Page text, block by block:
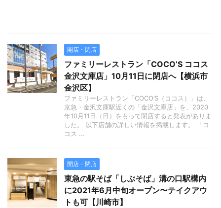
開店・閉店
ファミリーレストラン「COCO’S ココス
金沢文庫店」10月11日に閉店へ【横浜市
金沢区】
ファミリーレストラン「COCO’S（ココス）」は、
京急・金沢文庫駅近くの「金沢文庫店」を、2020
年10月11日（日）をもって閉店すると発表がありま
した。 以下店舗の詳しい情報を掲載します。 「コ
コス ...
開店・閉店
東急の駅そば「しぶそば」溝の口駅構内
に2021年6月中旬オープン〜テイクアウ
トも可【川崎市】